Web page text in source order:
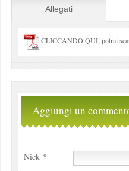
Allegati
CLICCANDO QUI, potrai
Aggiungi un
Nick *